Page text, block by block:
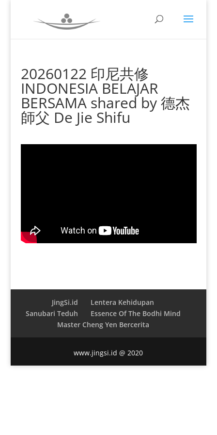
20260122 印尼共修
INDONESIA BELAJAR
BERSAMA shared by 德杰
師父 De Jie Shifu
JingSi.id
Lentera Kehidupan
Sanubari Teduh
Essence Of The Bodhi Mind
Master Cheng Yen Bercerita
www.jingsi.id @ 2020